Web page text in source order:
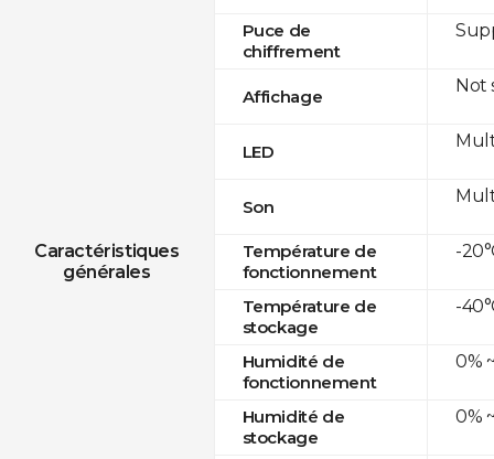
Caractéristiques
générales
Puce de
chiffrement
Affichage
LED
Son
Température de
fonctionnement
Température de
stockage
Humidité de
fonctionnement
Humidité de
stockage
Not
-
-
0%
0%